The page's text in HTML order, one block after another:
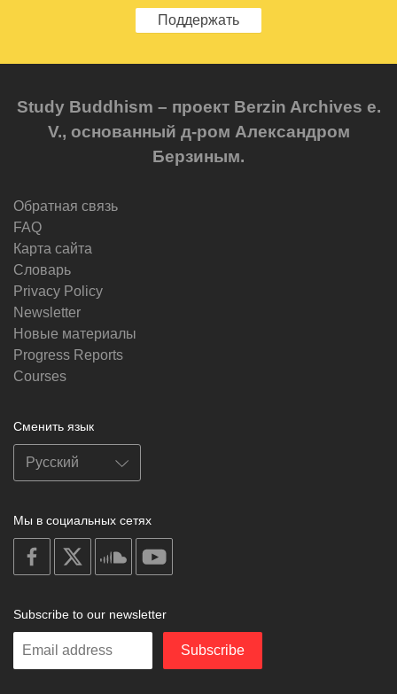
Поддержать
Study Buddhism – проект Berzin Archives e.
V., основанный д-ром Александром
Берзиным.
Обратная связь
FAQ
Карта сайта
Словарь
Privacy Policy
Newsletter
Новые материалы
Progress Reports
Courses
Сменить язык
Мы в социальных сетях
on
facebook
soundcloud
Subscribe to our newsletter
Enter
Subscribe